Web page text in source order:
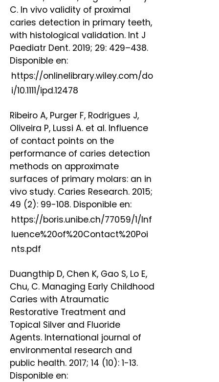
C. In vivo validity of proximal
caries detection in primary teeth,
with histological validation. Int J
Paediatr Dent. 2019; 29: 429–438.
Disponible en:
https://onlinelibrary.wiley.com/do
i/10.1111/ipd.12478
Ribeiro A, Purger F, Rodrigues J,
Oliveira P, Lussi A. et al. Influence
of contact points on the
performance of caries detection
methods on approximate
surfaces of primary molars: an in
vivo study. Caries Research. 2015;
49 (2): 99-108. Disponible en:
https://boris.unibe.ch/77059/1/Inf
luence%20of%20Contact%20Poi
nts.pdf
Duangthip D, Chen K, Gao S, Lo E,
Chu, C. Managing Early Childhood
Caries with Atraumatic
Restorative Treatment and
Topical Silver and Fluoride
Agents. International journal of
environmental research and
public health. 2017; 14 (10): 1-13.
Disponible en: